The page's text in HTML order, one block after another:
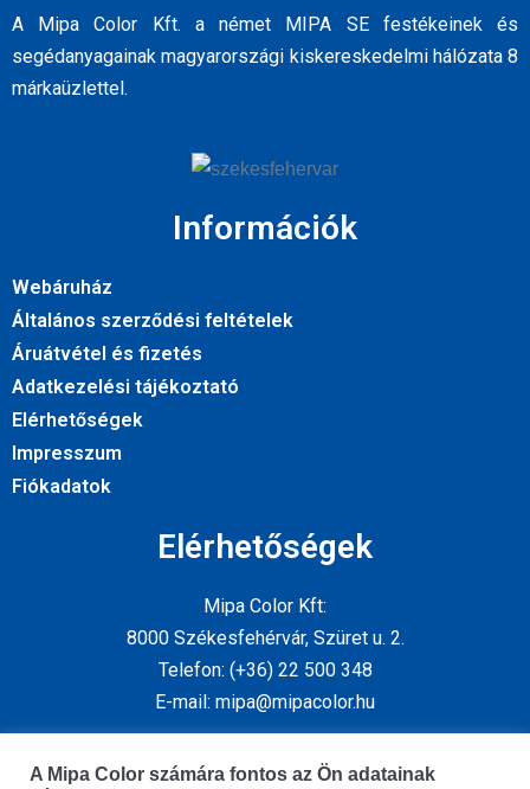
A Mipa Color Kft. a német MIPA SE festékeinek és
segédanyagainak magyarországi kiskereskedelmi hálózata 8
márkaüzlettel.
Információk
Webáruház
Általános szerződési feltételek
Áruátvétel és fizetés
Adatkezelési tájékoztató
Elérhetőségek
Impresszum
Fiókadatok
Elérhetőségek
Mipa Color Kft:
8000 Székesfehérvár, Szüret u. 2.
Telefon: (+36) 22 500 348
E-mail: mipa@mipacolor.hu
Kövess minket
A Mipa Color számára fontos az Ön adatainak